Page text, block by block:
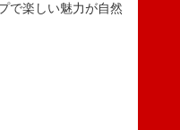
で楽しい魅力が自然